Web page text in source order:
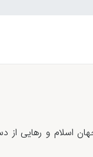
اسلام و رهایی